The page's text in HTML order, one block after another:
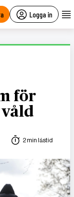
Logga in
för
2 min lästid